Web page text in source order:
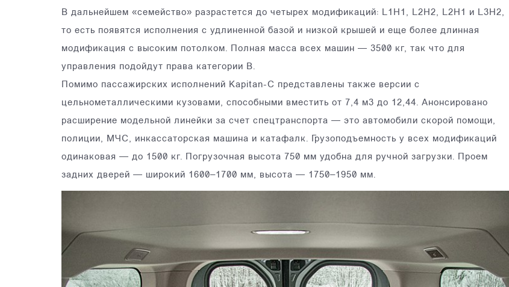
В дальнейшем «семейство» разрастется до четырех модификаций: L1H1, L2H2, L2H1 и L3H2,
то есть появятся исполнения с удлиненной базой и низкой крышей и еще более длинная
модификация с высоким потолком. Полная масса всех машин — 3500 кг, так что для
управления подойдут права категории В.
Помимо пассажирских исполнений Kapitan-С представлены также версии с
цельнометаллическими кузовами, способными вместить от 7,4 м3 до 12,44. Анонсировано
расширение модельной линейки за счет спецтранспорта — это автомобили скорой помощи,
полиции, МЧС, инкассаторская машина и катафалк. Грузоподъемность у всех модификаций
одинаковая — до 1500 кг. Погрузочная высота 750 мм удобна для ручной загрузки. Проем
задних дверей — широкий 1600–1700 мм, высота — 1750–1950 мм.